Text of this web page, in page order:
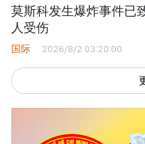
莫斯科发生爆炸事件已
人受伤
国际 2026/8/2 03:20:00